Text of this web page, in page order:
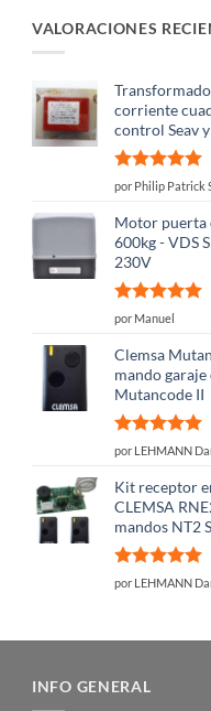
VALORACIONES
corriente
control Seav
Valorado
por Philip Patrick
Motor puerta
600kg - VDS
230V
Valorado
por Manuel
Clemsa
mando
Mutancode II
Valorado
por LEHMANN
Kit receptor
CLEMSA
mandos NT2 S
Valorado
por LEHMANN
INFO GENERAL